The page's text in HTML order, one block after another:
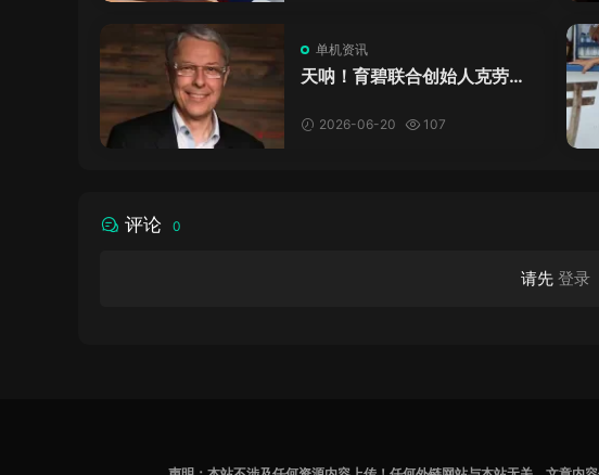
单机资讯
天呐！育碧联合创始人克劳德
岁 2026-06-20 107
评论 0
请先 登录